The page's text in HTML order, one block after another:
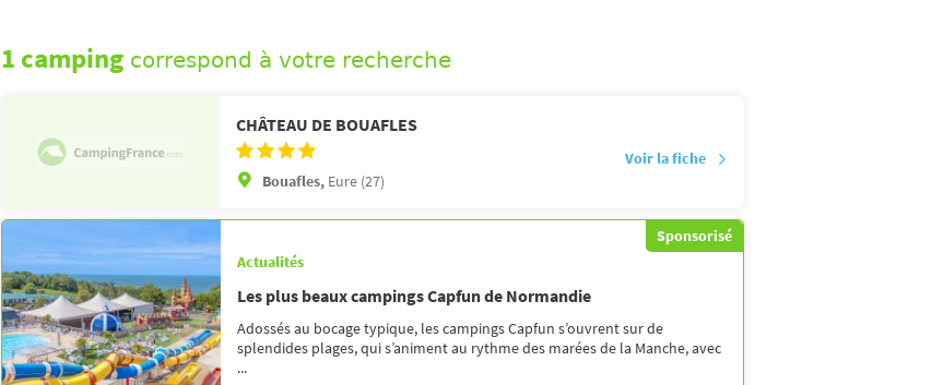
1 camping correspond à votre recherche
CHÂTEAU DE BOUAFLES
Bouafles, Eure (27)
Voir la fiche
Sponsorisé
Actualités
Les plus beaux campings Capfun de Normandie
Adossés au bocage typique, les campings Capfun s’ouvrent sur de
splendides plages, qui s’animent au rythme des marées de la Manche, avec
...